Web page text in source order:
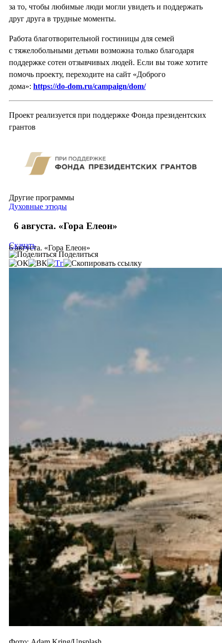
за то, чтобы любимые люди могли увидеть и поддержать
друг друга в трудные моменты.
Работа благотворительной гостиницы для семей
с тяжелобольными детьми возможна только благодаря
поддержке сотен отзывчивых людей. Если вы тоже хотите
помочь проекту, переходите на сайт «Доброго
дома»: https://do-dom.ru/campaign/dom/
Проект реализуется при поддержке Фонда президентских
грантов
Другие программы
Духовные этюды
6 августа. «Гора Елеон»
6 августа. «Гора Елеон»
Скачать
Поделиться